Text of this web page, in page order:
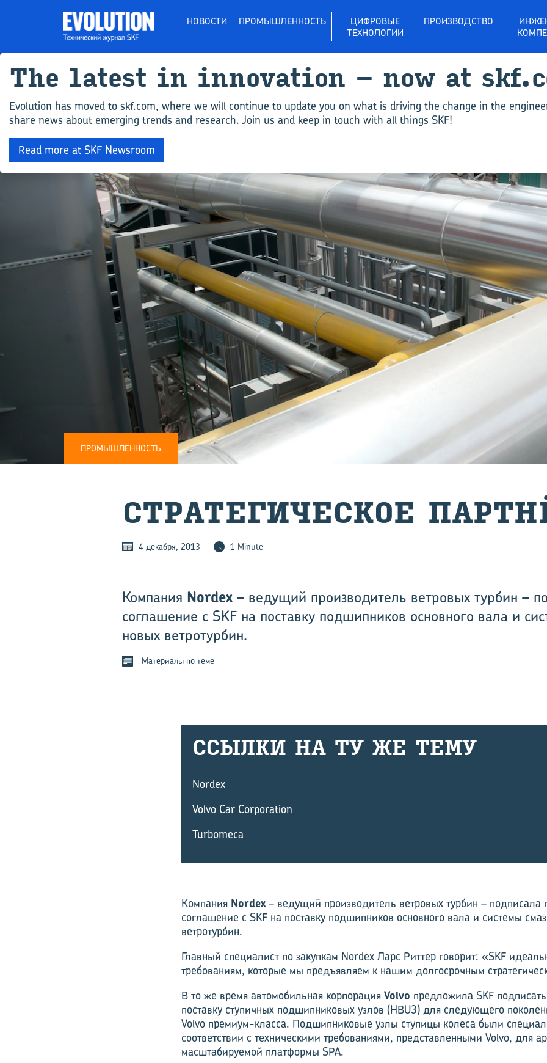
НОВОСТИ ПРОМЫШЛЕННОСТЬ
ЦИФРОВЫЕ
ТЕХНОЛОГИИ
ПРОИЗВОДСТВО
ПРОМЫШЛЕННОСТЬ
СТРА­ТЕ­ГИ­ЧЕ­СКОЕ
4 декабря, 2013 1 Minute
Компания Nordex– ведущий производитель ветровых турбин –
соглашение с SKF на поставку подшипников основного вала и
новых ветротурбин.
Материалы по теме
ССЫЛ­КИ НА ТУ ЖЕ ТЕМУ
Nordex
Volvo Car Corporation
Turbomeca
Компания Nordex – ведущий производитель ветровых турбин – подписала
соглашение с SKF на поставку подшипников основного вала и системы
ветротурбин.
Главный специалист по закупкам Nordex Ларс Риттер говорит: «SKF
требованиям, которые мы предъявляем к нашим долгосрочным
В то же время автомобильная корпорация Volvo предложила SKF
поставку ступичных подшипниковых узлов (HBU3) для следующего
Volvo премиум-класса. Подшипниковые узлы ступицы колеса были
соответствии с техническими требованиями, представленными Volvo, для
масштабируемой платформы SPA.
The latest in innovation – now at
Evolution has moved to skf.com, where we will continue to update you on what is driving the change in the
share news about emerging trends and research. Join us and keep in touch with all things SKF!
Read more at SKF Newsroom